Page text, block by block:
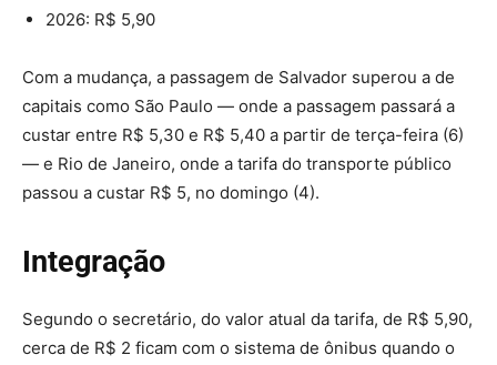
2026: R$ 5,90
Com a mudança, a passagem de Salvador superou a de
capitais como São Paulo — onde a passagem passará a
custar entre R$ 5,30 e R$ 5,40 a partir de terça-feira (6)
— e Rio de Janeiro, onde a tarifa do transporte público
passou a custar R$ 5, no domingo (4).
Integração
Segundo o secretário, do valor atual da tarifa, de R$ 5,90,
cerca de R$ 2 ficam com o sistema de ônibus quando o